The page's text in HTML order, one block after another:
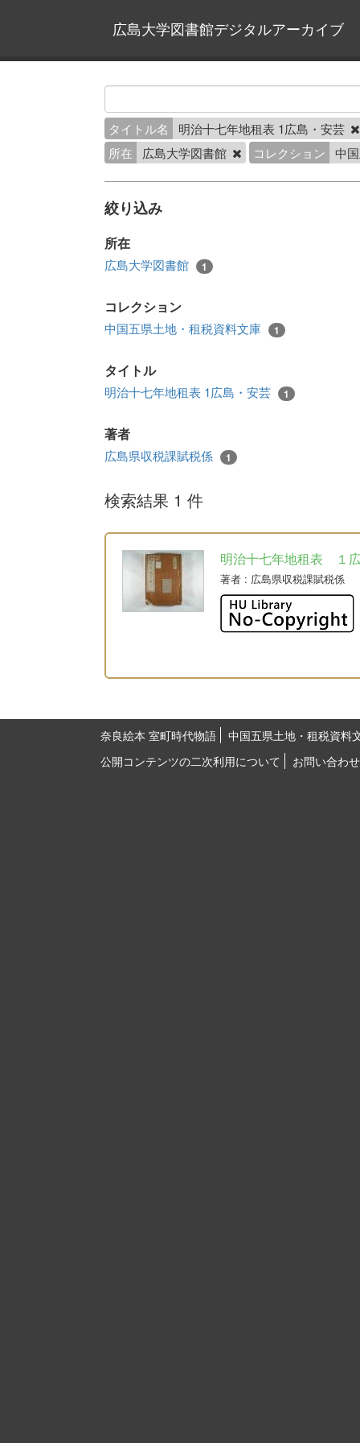
広島大学図書館デジタルアーカイブ
タイトル名
明治十七年地租表 1広島・安芸
所在
広島大学図書館 コレクション 中
絞り込み
所在
広島大学図書館 1
コレクション
中国五県土地・租税資料文庫 1
タイトル
明治十七年地租表 1広島・安芸 1
著者
広島県収税課賦税係 1
検索結果 1 件
明治十七年地租表 １
著者 : 広島県収税課賦税係
奈良絵本 室町時代物語
中国五県土地・租税資料
公開コンテンツの二次利用について
お問い合わせ